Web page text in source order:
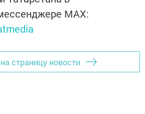
MАХ:
страницу новости